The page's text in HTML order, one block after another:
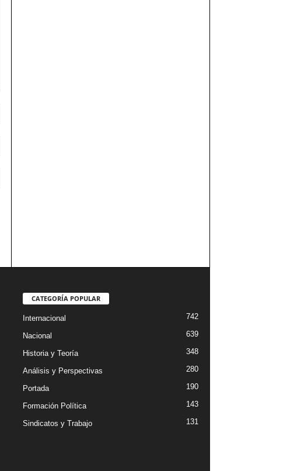
CATEGORÍA POPULAR
Internacional 742
Nacional 639
Historia y Teoría 348
Análisis y Perspectivas 280
Portada 190
Formación Política 143
Sindicatos y Trabajo 131